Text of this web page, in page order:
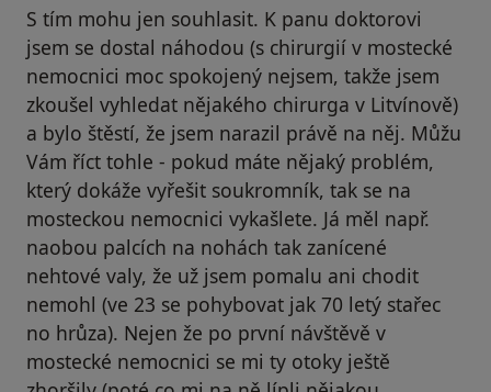
S tím mohu jen souhlasit. K panu doktorovi
jsem se dostal náhodou (s chirurgií v mostecké
nemocnici moc spokojený nejsem, takže jsem
zkoušel vyhledat nějakého chirurga v Litvínově)
a bylo štěstí, že jsem narazil právě na něj. Můžu
Vám říct tohle - pokud máte nějaký problém,
který dokáže vyřešit soukromník, tak se na
mosteckou nemocnici vykašlete. Já měl např.
naobou palcích na nohách tak zanícené
nehtové valy, že už jsem pomalu ani chodit
nemohl (ve 23 se pohybovat jak 70 letý stařec
no hrůza). Nejen že po první návštěvě v
mostecké nemocnici se mi ty otoky ještě